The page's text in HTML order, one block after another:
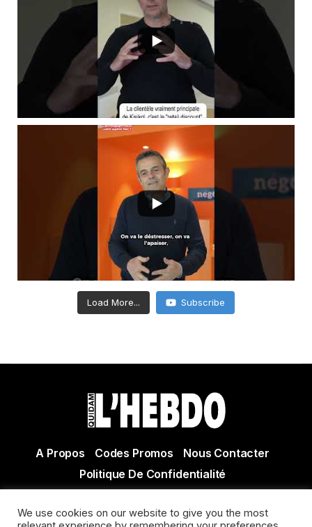
Load More... Subscribe
A Propos Codes Promos
Nous Contacter
Politique De Confidentialité
Actualité Agen - Actualité en lot et Garonne - Actualité
We use cookies on our website to give you the most